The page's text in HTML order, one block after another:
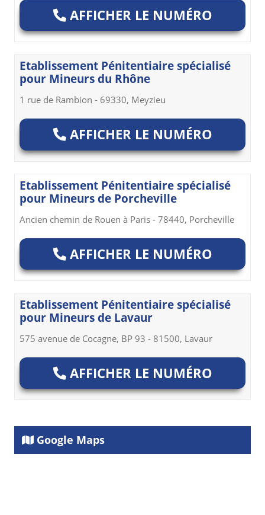
AFFICHER LE NUMÉRO
Etablissement Pénitentiaire spécialisé
pour Mineurs du Rhône
1 rue de Rambion - 69330, Meyzieu
AFFICHER LE NUMÉRO
Etablissement Pénitentiaire spécialisé
pour Mineurs de Porcheville
Ancien chemin de Rouen à Paris - 78440, Porcheville
AFFICHER LE NUMÉRO
Etablissement Pénitentiaire spécialisé
pour Mineurs de Lavaur
575 avenue de Cocagne, BP 93 - 81500, Lavaur
AFFICHER LE NUMÉRO
Google Maps